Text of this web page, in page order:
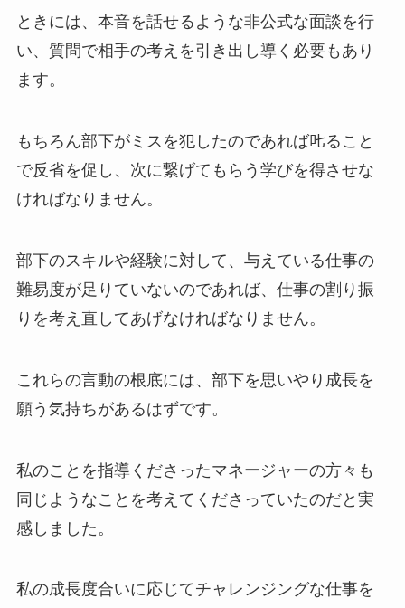
ときには、本音を話せるような非公式な面談を行
い、質問で相手の考えを引き出し導く必要もあり
ます。
もちろん部下がミスを犯したのであれば𠮟ること
で反省を促し、次に繋げてもらう学びを得させな
ければなりません。
部下のスキルや経験に対して、与えている仕事の
難易度が足りていないのであれば、仕事の割り振
りを考え直してあげなければなりません。
これらの言動の根底には、部下を思いやり成長を
願う気持ちがあるはずです。
私のことを指導くださったマネージャーの方々も
同じようなことを考えてくださっていたのだと実
感しました。
私の成長度合いに応じてチャレンジングな仕事を